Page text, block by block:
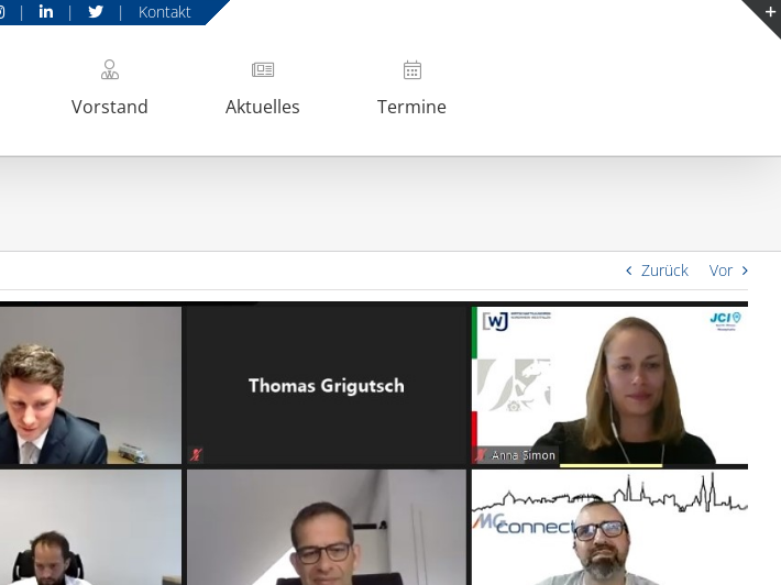
Vorstand Aktuelles Termine
| | | Kontakt
Zurück
Vor